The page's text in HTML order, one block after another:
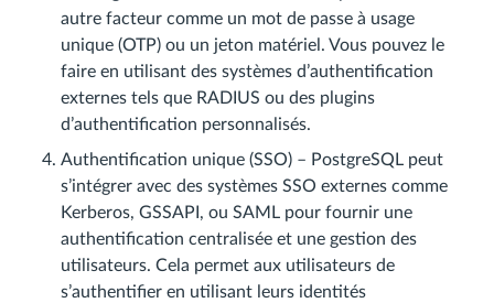
autre facteur comme un mot de passe à usage
unique (OTP) ou un jeton matériel. Vous pouvez le
faire en utilisant des systèmes d’authentification
externes tels que RADIUS ou des plugins
d’authentification personnalisés.
Authentification unique (SSO) – PostgreSQL peut
s’intégrer avec des systèmes SSO externes comme
Kerberos, GSSAPI, ou SAML pour fournir une
authentification centralisée et une gestion des
utilisateurs. Cela permet aux utilisateurs de
s’authentifier en utilisant leurs identités